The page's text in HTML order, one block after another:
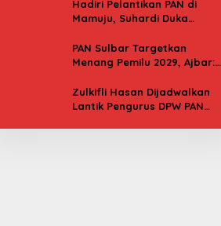
Indonesia Asri
Hadiri Pelantikan PAN di
Mamuju, Suhardi Duka
Bupati
PAN Sulbar Targetkan
Menang Pemilu 2029, Ajbar:
Besok
Zulkifli Hasan Dijadwalkan
Lantik Pengurus DPW PAN